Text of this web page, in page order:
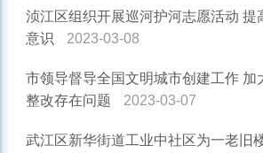
浈江区组织开展巡河护河志愿活动 提
意识
2023-03-08
市领导督导全国文明城市创建工作 加
整改存在问题
2023-03-07
武江区新华街道工业中社区为一老旧